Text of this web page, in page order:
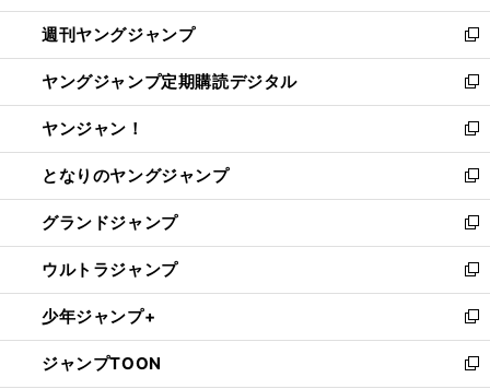
開
く
ウ
で
開
く
ン
ド
ウ
で
開
く
ウ
ィ
ン
ド
ウ
で
開
く
週刊ヤングジャンプ
新
し
い
ウ
ィ
ン
ド
ウ
で
開
く
ヤングジャンプ定期購読デジタル
新
し
い
ウ
ィ
ン
ド
ウ
で
開
く
ヤンジャン！
新
し
い
ウ
ィ
ン
ド
ウ
で
開
く
となりのヤングジャンプ
新
し
い
ウ
ィ
ン
ド
ウ
で
グランドジャンプ
新
し
い
ウ
ィ
ン
ド
ウルトラジャンプ
新
し
い
ウ
ィ
少年ジャンプ+
新
し
い
ジャンプTOON
新